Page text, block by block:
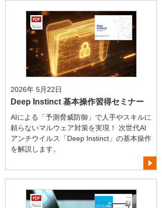
2026年 5月22日
Deep Instinct 基本操作習得セミナー
AIによる「予測脅威防御」で人手やスキルに
頼らないマルウェア対策を実現！ 次世代AI
アンチウイルス「Deep Instinct」の基本操作
を解説します。